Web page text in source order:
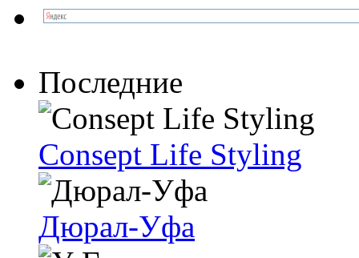
Последние
Consept Life Styling
Дюрал-Уфа